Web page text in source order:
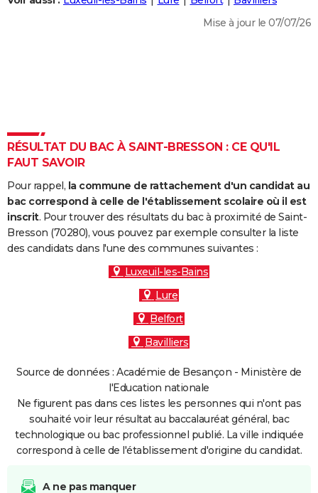
DICTIONNAIRE
Dictionnaire
Biographies
Citations
Expressions
Proverbes
PROGRAMME TV
COPAINS D'AVANT
S'inscrire
Se connecter
Lycées
Collèges
Primaires
Universités
Entreprises
Service militaire
Avis de recherche
AVIS DE DÉCÈS
FORUM
Mise à jour le 07/07/26
RÉSULTAT DU BAC À SAINT-BRESSON : CE QU'IL
FAUT SAVOIR
Pour rappel, la commune de rattachement d'un candidat au
bac correspond à celle de l'établissement scolaire où il est
inscrit. Pour trouver des résultats du bac à proximité de Saint-
Bresson (70280), vous pouvez par exemple consulter la liste
des candidats dans l'une des communes suivantes :
Luxeuil-les-Bains
Lure
Belfort
Bavilliers
Source de données : Académie de Besançon - Ministère de
l'Education nationale
Ne figurent pas dans ces listes les personnes qui n'ont pas
souhaité voir leur résultat au baccalauréat général, bac
technologique ou bac professionnel publié. La ville indiquée
correspond à celle de l'établissement d'origine du candidat.
A ne pas manquer